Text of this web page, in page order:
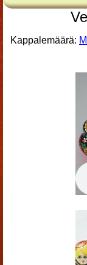
Kappalemäärä: